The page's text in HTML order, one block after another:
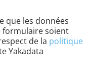
que les données
formulaire soient
de la politique
Yakadata